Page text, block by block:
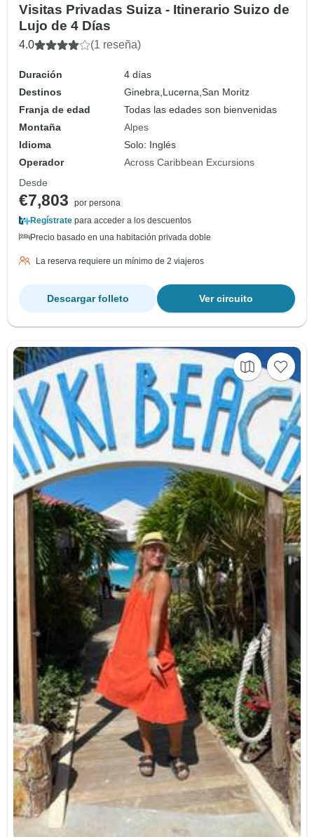
Visitas Privadas Suiza - Itinerario Suizo de
Lujo de 4 Días
4.0 (1 reseña)
Duración
4 días
Destinos
Ginebra,Lucerna,San Moritz
Franja de edad
Todas las edades son bienvenidas
Montaña
Alpes
Idioma
Solo: Inglés
Operador
Across Caribbean Excursions
Desde
€7,803
por persona
Regístrate para acceder a los descuentos
Precio basado en una habitación privada doble
La reserva requiere un mínimo de 2 viajeros
Ver circuito
Descargar folleto